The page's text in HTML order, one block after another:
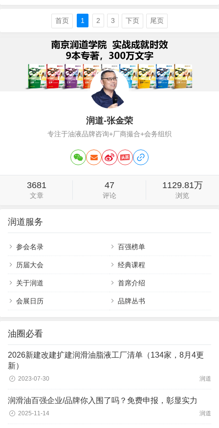
的产品力主要表现在：价格有引力；产品
价格有冲击力：一般表现在市场饱和的产
品，基本上是在产品技术相对成熟阶段，
跟进厂家推出…
首页 1 2 3 下页 尾页
润道-张金荣
专注于油液品牌咨询+厂商撮合+会务组织
3681
文章
47
评论
1129.81万
浏览
润道服务
参会名录 百强榜单
历届大会 经典课程
关于润道 首席介绍
会展日历 品牌丛书
油圈必看
2026新建改建扩建润滑油脂液工厂清单（134家，8月4更
新）
2023-07-30 润道
润滑油百强企业/品牌你入围了吗？免费申报，彰显实力
2025-11-14 润道